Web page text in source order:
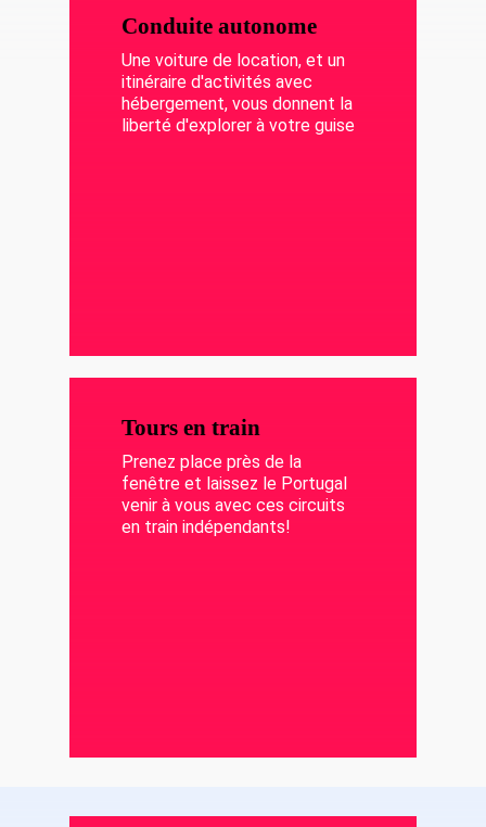
Conduite autonome
Une voiture de location, et un
itinéraire d'activités avec
hébergement, vous donnent la
liberté d'explorer à votre guise
Tours en train
Prenez place près de la
fenêtre et laissez le Portugal
venir à vous avec ces circuits
en train indépendants!